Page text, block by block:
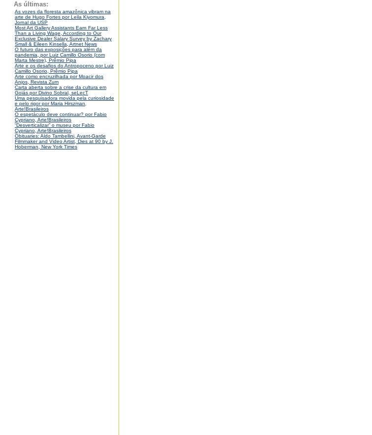
As últimas:
As vozes da floresta amazônica vibram na
arte de Hugo Fortes por Leila Kiyomura,
Jornal da USP
Most Art Gallery Assistants Earn Far Less
Than a Living Wage, According to Our
Exclusive Dealer Salary Survey by Zachary
Small & Eileen Kinsella, Artnet News
O futuro das exposições para além da
pandemia, por Luiz Camillo Osorio (com
Marta Mestre), Prêmio Pipa
Arte e os desafios do Antropoceno por Luiz
Camillo Osorio, Prêmio Pipa
Arte como encruzilhada por Moacir dos
Anjos, Revista Zum
Carta aberta sobre a crise da cultura em
Goiás por Divino Sobral, seLecT
Uma pesquisadora movida pela curiosidade
e pelo rigor por Maria Hirszman,
Arte!Brasileiros
O espetáculo deve continuar? por Fabio
Cypriano, Arte!Brasileiros
“Desverticalizar” o museu por Fabio
Cypriano, Arte!Brasileiros
Obituaries: Aldo Tambellini, Avant-Garde
Filmmaker and Video Artist, Dies at 90 by J.
Hoberman, New York Times